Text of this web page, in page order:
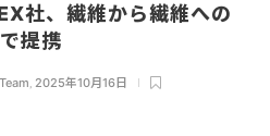
社、繊維から繊維への
提携
2025年10月16日